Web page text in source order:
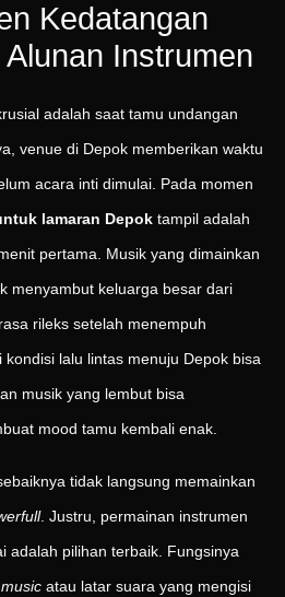
Kedatangan
Instrumen
adalah saat tamu undangan
venue di Depok memberikan waktu
acara inti dimulai. Pada momen
lamaran Depok tampil adalah
pertama. Musik yang dimainkan
menyambut keluarga besar dari
rileks setelah menempuh
lalu lintas menuju Depok bisa
musik yang lembut bisa
mood tamu kembali enak.
tidak langsung memainkan
. Justru, permainan instrumen
adalah pilihan terbaik. Fungsinya
atau latar suara yang mengisi